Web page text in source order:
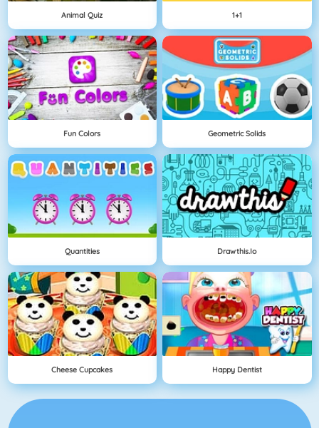
Animal Quiz 1+1
Fun Colors Geometric Solids
Quantities Drawthis.io
Cheese Cupcakes Happy Dentist